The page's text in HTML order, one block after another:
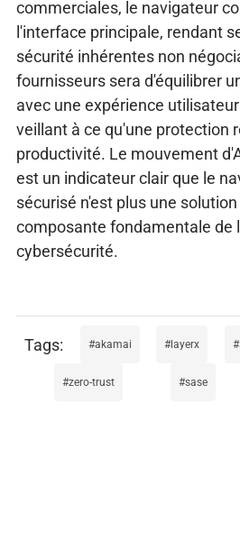
commerciales, le navigateur
l'interface principale, rendant
sécurité inhérentes non
fournisseurs sera d'équilibrer
avec une expérience
veillant à ce qu'une protection
productivité. Le mouvement
est un indicateur clair que le
sécurisé n'est plus une
composante fondamentale de
cybersécurité.
akamai layerx
zero-trust sase